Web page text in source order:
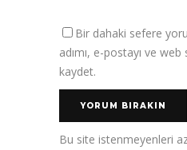
Bir dahaki sefere
adımı, e-postayı ve web
kaydet.
Bu site istenmeyenleri